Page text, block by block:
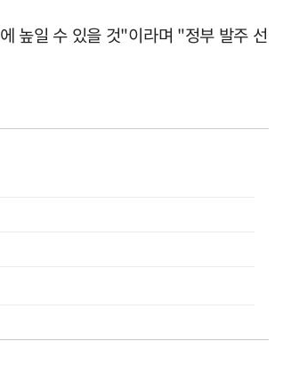
높일 수 있을 것"이라며 "정부 발주 선